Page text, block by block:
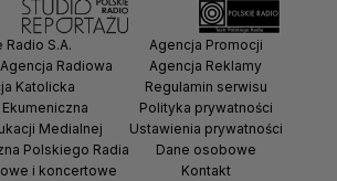
Radio S.A.
Radiowa
Katolicka
Medialnej
Polskiego Radia
i koncertowe
Agencja Promocji
Agencja Reklamy
Regulamin serwisu
Polityka prywatności
Ustawienia prywatności
Dane osobowe
Kontakt